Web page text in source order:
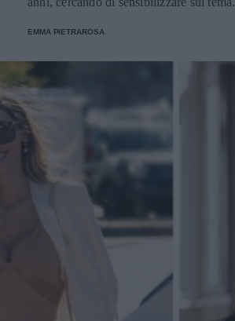
EMMA PIETRAROSA